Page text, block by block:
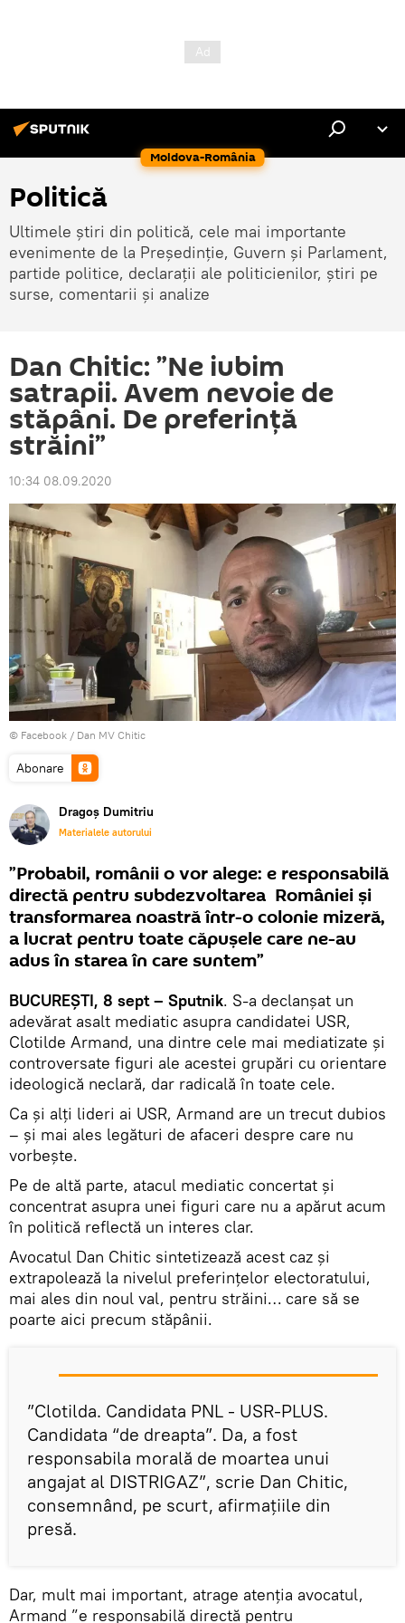
Moldova-România
Politică
Ultimele știri din politică, cele mai importante
evenimente de la Președinție, Guvern și Parlament,
partide politice, declarații ale politicienilor, știri pe
surse, comentarii și analize
Dan Chitic: ”Ne iubim
satrapii. Avem nevoie de
stăpâni. De preferință
străini”
10:34 08.09.2020
© Facebook / Dan MV Chitic
Abonare
Dragoș Dumitriu
Materialele autorului
”Probabil, românii o vor alege: e responsabilă
directă pentru subdezvoltarea României și
transformarea noastră într-o colonie mizeră,
a lucrat pentru toate căpușele care ne-au
adus în starea în care suntem”
BUCUREȘTI, 8 sept – Sputnik. S-a declanșat un
adevărat asalt mediatic asupra candidatei USR,
Clotilde Armand, una dintre cele mai mediatizate și
controversate figuri ale acestei grupări cu orientare
ideologică neclară, dar radicală în toate cele.
Ca și alți lideri ai USR, Armand are un trecut dubios
– și mai ales legături de afaceri despre care nu
vorbește.
Pe de altă parte, atacul mediatic concertat și
concentrat asupra unei figuri care nu a apărut acum
în politică reflectă un interes clar.
Avocatul Dan Chitic sintetizează acest caz și
extrapolează la nivelul preferințelor electoratului,
mai ales din noul val, pentru străini… care să se
poarte aici precum stăpânii.
”Clotilda. Candidata PNL - USR-PLUS.
Candidata “de dreapta”. Da, a fost
responsabila morală de moartea unui
angajat al DISTRIGAZ”, scrie Dan Chitic,
consemnând, pe scurt, afirmațiile din
presă.
Dar, mult mai important, atrage atenția avocatul,
Armand ”e responsabilă directă pentru